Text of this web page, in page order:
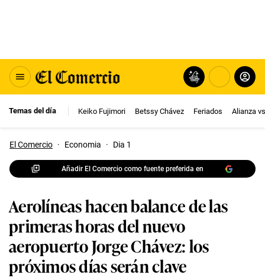
Temas del día Keiko Fujimori Betssy Chávez Feriados Alianza
El Comercio · Economia · Dia 1
Añadir El Comercio como fuente preferida en
Aerolíneas hacen balance de las
primeras horas del nuevo
aeropuerto Jorge Chávez: los
próximos días serán clave